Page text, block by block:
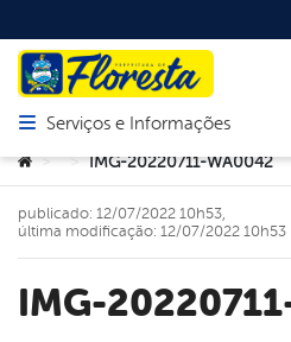
Abrir menu principal de
Serviços e Informações
Você está aqui:
> > IMG-20220711-WA0042
IMG-
publicado: 12/07/2022 10h53,
última modificação: 12/07/2022 10h53